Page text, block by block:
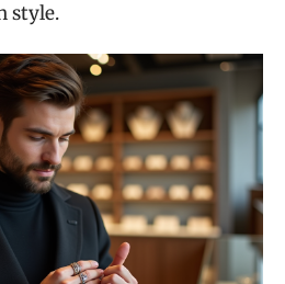
style.